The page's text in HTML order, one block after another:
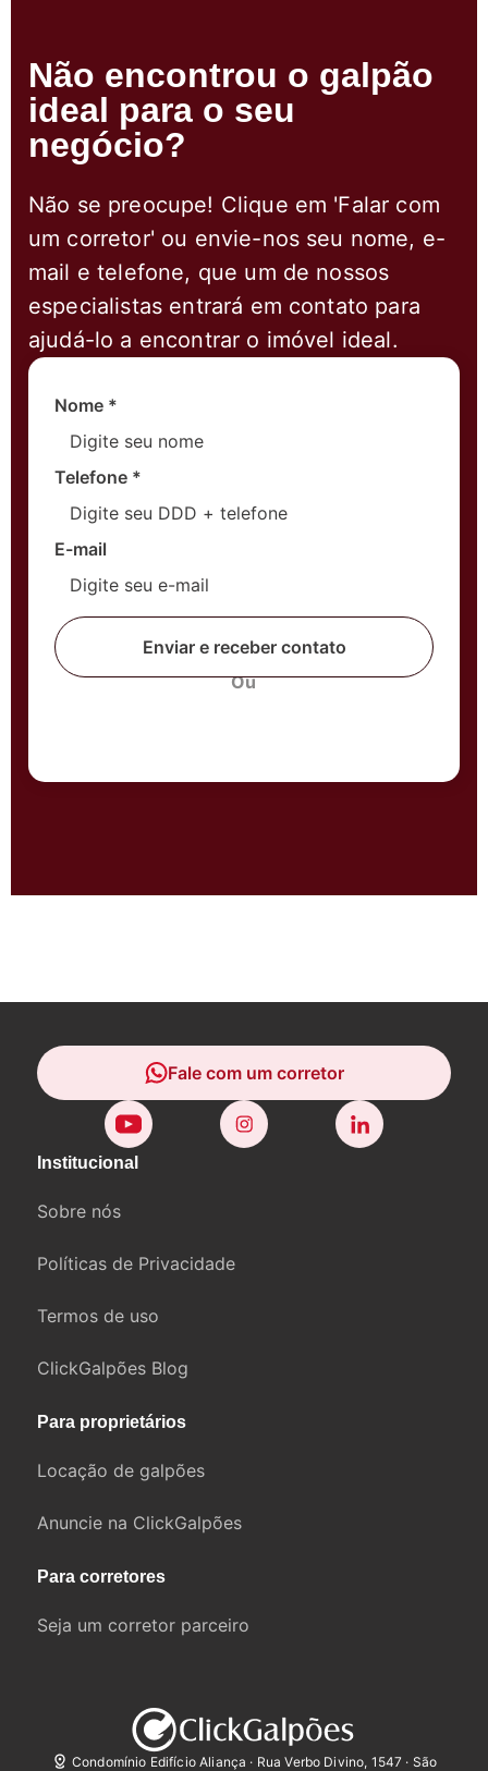
Não encontrou o galpão
ideal para o seu
negócio?
Não se preocupe! Clique em 'Falar com
um corretor' ou envie-nos seu nome, e-
mail e telefone, que um de nossos
especialistas entrará em contato para
ajudá-lo a encontrar o imóvel ideal.
Nome *
Telefone *
E-mail
Enviar e receber contato
Ou
Institucional
Sobre nós
Políticas de Privacidade
Termos de uso
ClickGalpões Blog
Para proprietários
Locação de galpões
Anuncie na ClickGalpões
Para corretores
Seja um corretor parceiro
Fale com um corretor
Condomínio Edifício Aliança · Rua Verbo Divino, 1547 · São